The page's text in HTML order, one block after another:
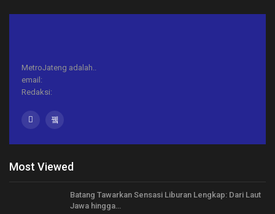
MetroJateng adalah..
email:
Redaksi:
Most Viewed
Batang Tawarkan Sensasi Liburan Lengkap: Dari Laut
Jawa hingga…